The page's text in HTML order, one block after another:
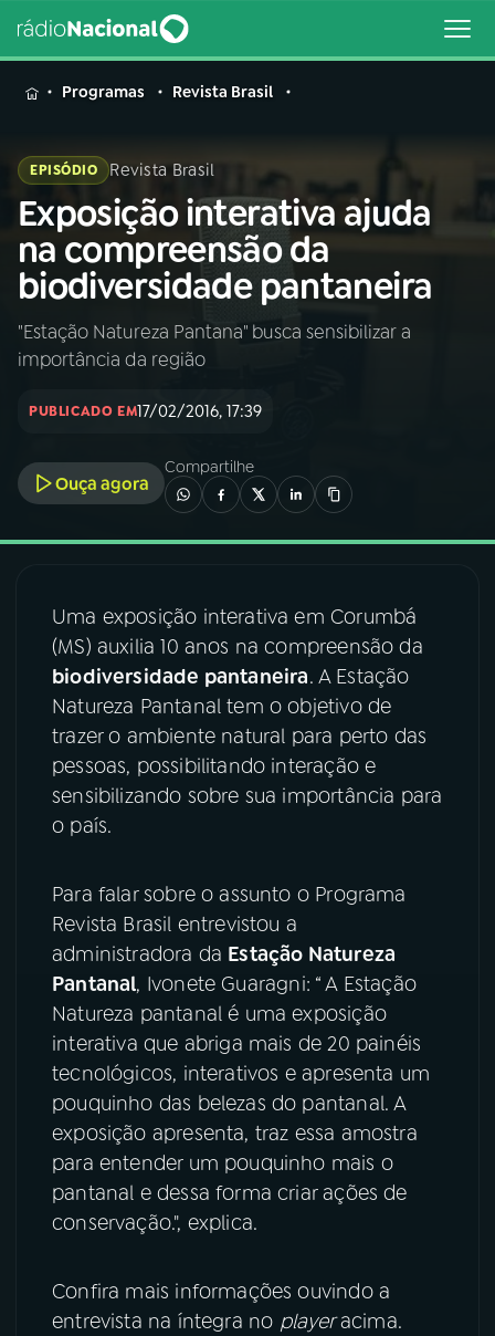
MENU
Buscar
na
Rádio
Nacional
Buscar
AO VIVO
INÍCIO
A RÁDIO
03PROGRAMAÇÃO
04PROGRAMAS
PODCASTS
06VIDEOCASTS
07
FESTIVAL DE MÚSICA
ACOMPANHE A RÁDIO NACIONAL
YouTube Facebook
Instagram
TikTok
Programas Revista Brasil
EPISÓDIO Revista Brasil
Exposição interativa ajuda
na compreensão da
biodiversidade pantaneira
"Estação Natureza Pantana" busca sensibilizar a
importância da região
PUBLICADO EM17/02/2016, 17:39
Ouça agora
Compartilhe
Uma exposição interativa em Corumbá
(MS) auxilia 10 anos na compreensão da
biodiversidade pantaneira. A Estação
Natureza Pantanal tem o objetivo de
trazer o ambiente natural para perto das
pessoas, possibilitando interação e
sensibilizando sobre sua importância para
o país.
Para falar sobre o assunto o Programa
Revista Brasil entrevistou a
administradora da Estação Natureza
Pantanal, Ivonete Guaragni: “ A Estação
Natureza pantanal é uma exposição
interativa que abriga mais de 20 painéis
tecnológicos, interativos e apresenta um
pouquinho das belezas do pantanal. A
exposição apresenta, traz essa amostra
para entender um pouquinho mais o
pantanal e dessa forma criar ações de
conservação.", explica.
Confira mais informações ouvindo a
entrevista na íntegra no playeracima.